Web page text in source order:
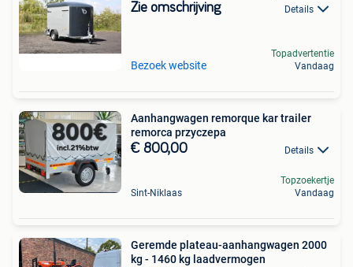
Zie omschrijving Details
Bezoek website
Topadvertentie
Vandaag
Aanhangwagen remorque kar trailer
remorca przyczepa
€ 800,00 Details
Sint-Niklaas
Topzoekertje
Vandaag
Geremde plateau-aanhangwagen 2000
kg - 1460 kg laadvermogen